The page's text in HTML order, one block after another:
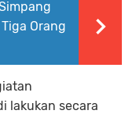
Orang
lakukan secara